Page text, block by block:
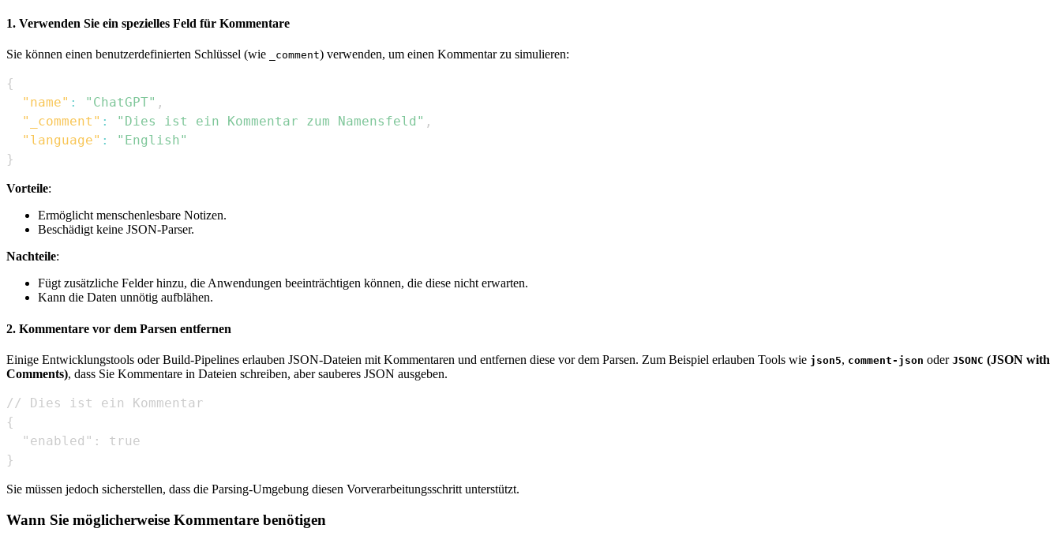
1. Verwenden Sie ein spezielles Feld für Kommentare
Sie können einen benutzerdefinierten Schlüssel (wie _comment) verwenden, um einen Kommentar zu simulieren:
{
"name" : "ChatGPT" ,
"_comment" : "Dies ist ein Kommentar zum Namensfeld" ,
"language" :
"English"
}
Vorteile:
Ermöglicht menschenlesbare Notizen.
Beschädigt keine JSON-Parser.
Nachteile:
Fügt zusätzliche Felder hinzu, die Anwendungen beeinträchtigen können, die diese nicht erwarten.
Kann die Daten unnötig aufblähen.
2. Kommentare vor dem Parsen entfernen
Einige Entwicklungstools oder Build-Pipelines erlauben JSON-Dateien mit Kommentaren und entfernen diese vor dem Parsen. Zum Beispiel erlauben Tools wie json5, comment-json oder JSONC (JSON with
Comments), dass Sie Kommentare in Dateien schreiben, aber sauberes JSON ausgeben.
}
Sie müssen jedoch sicherstellen, dass die Parsing-Umgebung diesen Vorverarbeitungsschritt unterstützt.
Wann Sie möglicherweise Kommentare benötigen